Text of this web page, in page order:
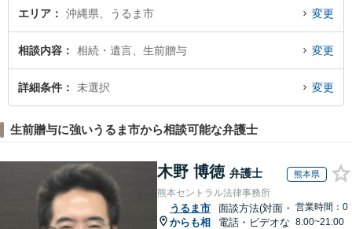
ール情報や弁護士費用、強みなどが注目されています。『うるま市で土日や夜
間に発生した生前贈与のトラブルを今すぐに弁護士に相談したい』『生前贈与
前贈与を法律相談できるうるま市内の弁護士に相談予約したい』などでお困り
の相談者さんにおすすめです。
エリア 沖縄県、うるま市 変更
相談内容 相続・遺言、生前贈与 変更
詳細条件 未選択 変更
生前贈与に強いうるま市から相談可能な弁護士
木野 博徳 弁護士 熊本県
熊本セントラル法律事務所
うるま市
からも相
面談方法(対面・
電話・ビデオな
営業時間：0
8:00~21:00